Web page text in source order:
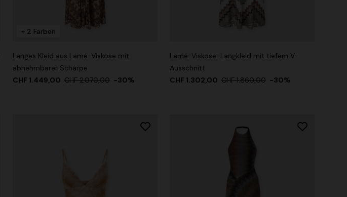
+ 2 Farben
Langes Kleid aus Lamé-Viskose mit
abnehmbarer Schärpe
CHF 1.449,00 CHF 2.070,00 -30%
Lamé-Viskose-Langkleid mit tiefem V-
Ausschnitt
CHF 1.302,00 CHF 1.860,00 -30%